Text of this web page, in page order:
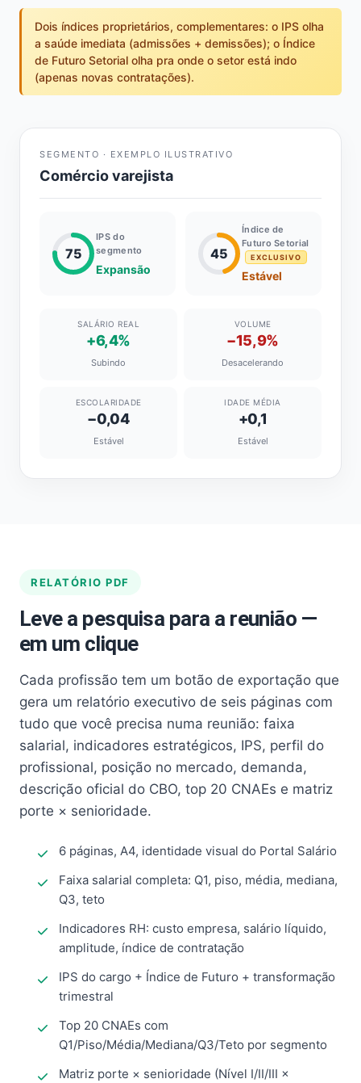
Dois índices proprietários, complementares: o IPS olha
a saúde imediata (admissões + demissões); o Índice
de Futuro Setorial olha pra onde o setor está indo
(apenas novas contratações).
SEGMENTO · EXEMPLO ILUSTRATIVO
Comércio varejista
75
IPS do
segmento
Expansão
45
Índice de
Futuro Setorial
EXCLUSIVO
Estável
SALÁRIO REAL
+6,4%
Subindo
VOLUME
−15,9%
Desacelerando
ESCOLARIDADE
−0,04
Estável
IDADE MÉDIA
+0,1
Estável
RELATÓRIO PDF
Leve a pesquisa para a reunião —
em um clique
Cada profissão tem um botão de exportação que
gera um relatório executivo de seis páginas com
tudo que você precisa numa reunião: faixa
salarial, indicadores estratégicos, IPS, perfil do
profissional, posição no mercado, demanda,
descrição oficial do CBO, top 20 CNAEs e matriz
porte × senioridade.
6 páginas, A4, identidade visual do Portal Salário
Faixa salarial completa: Q1, piso, média, mediana,
Q3, teto
Indicadores RH: custo empresa, salário líquido,
amplitude, índice de contratação
IPS do cargo + Índice de Futuro + transformação
trimestral
Top 20 CNAEs com
Q1/Piso/Média/Mediana/Q3/Teto por segmento
Matriz porte × senioridade (Nível I/II/III ×